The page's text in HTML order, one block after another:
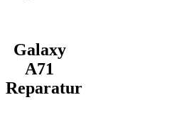
Galaxy
A71
Reparatur